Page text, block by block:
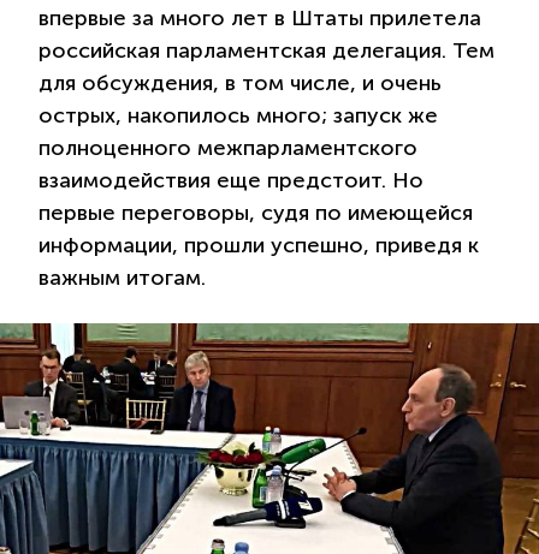
впервые за много лет в Штаты прилетела
российская парламентская делегация. Тем
для обсуждения, в том числе, и очень
острых, накопилось много; запуск же
полноценного межпарламентского
взаимодействия еще предстоит. Но
первые переговоры, судя по имеющейся
информации, прошли успешно, приведя к
важным итогам.